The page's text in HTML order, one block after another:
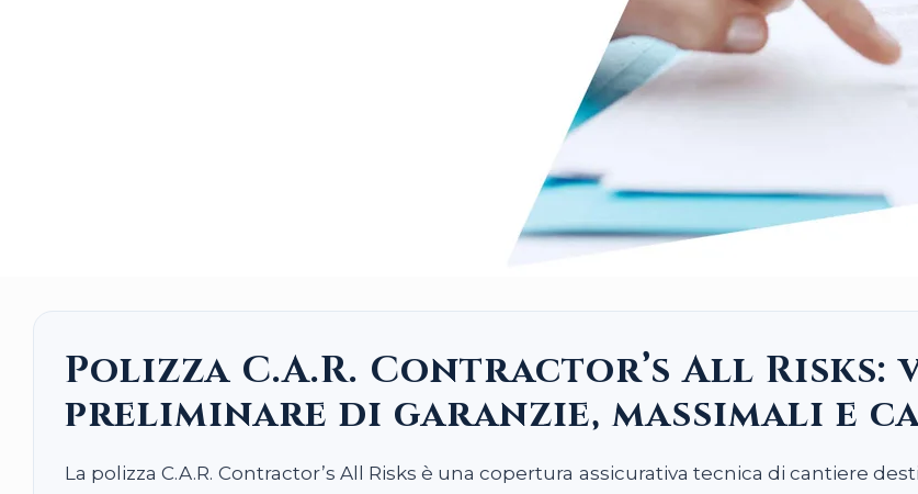
Polizza C.A.R. Contractor’s All Risks:
preliminare di garanzie, massimali e
La polizza C.A.R. Contractor’s All Risks è una copertura assicurativa tecnica di cantiere